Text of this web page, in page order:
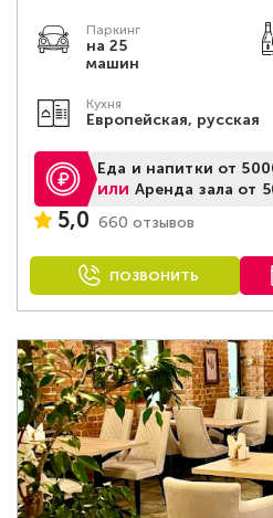
Паркинг
на 25
машин
Кухня
Европейская, русская
Еда и напитки от
или Аренда зала от
5,0 660 отзывов
ПОЗВОНИТЬ